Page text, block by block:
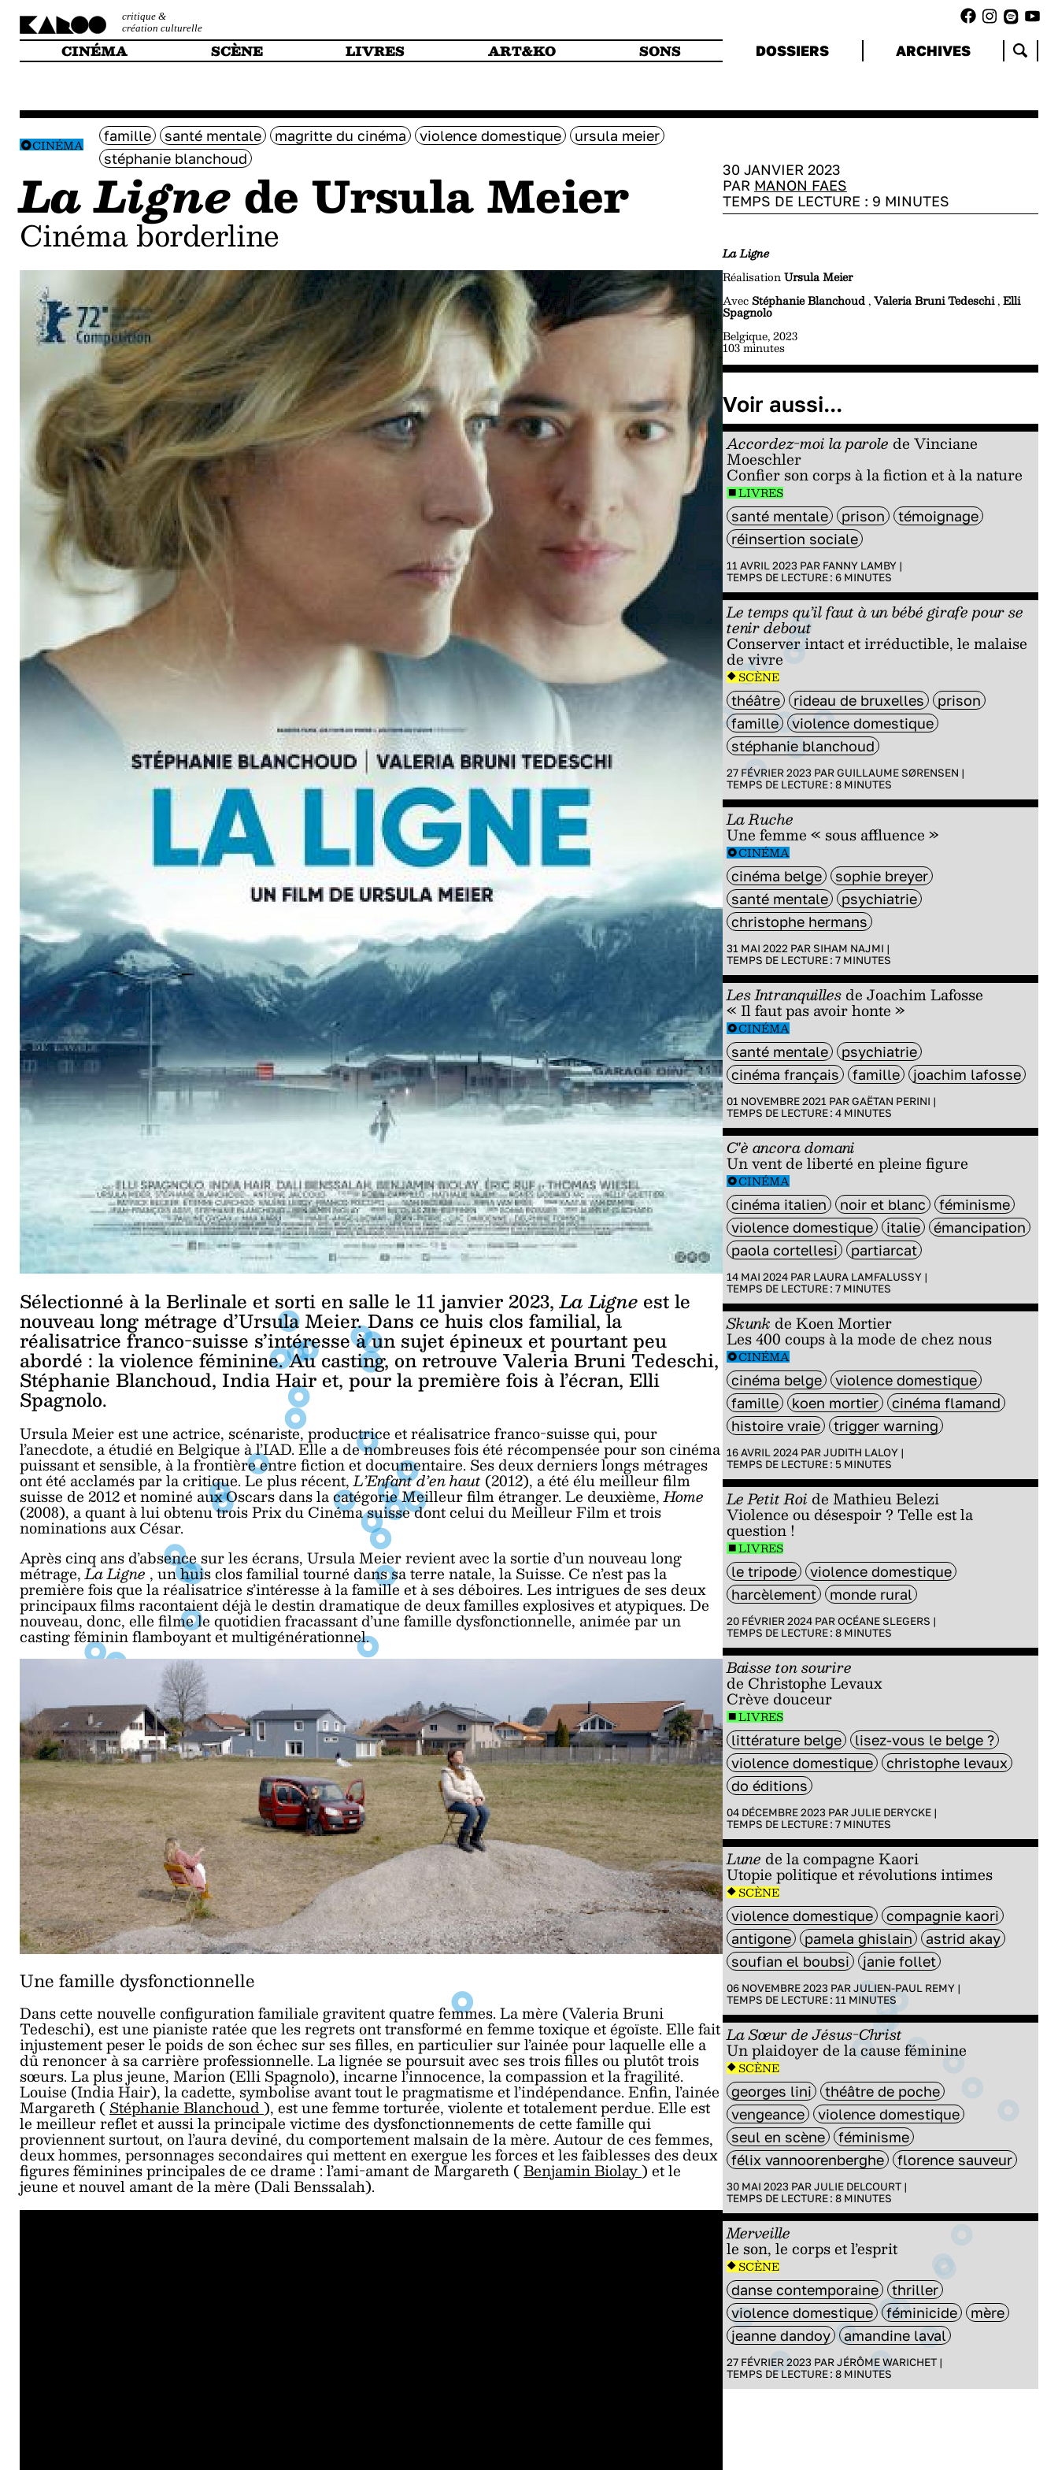
critique &
création culturelle
CINÉMA SCÈNE LIVRES ART&KO SONS DOSSIERS ARCHIVES
CINÉMA
famille santé mentale magritte du cinéma violence domestique
ursula meier
stéphanie blanchoud
La Lignede Ursula Meier
Cinéma borderline
Sélectionné à la Berlinale et sorti en salle le 11 janvier 2023,La Ligne est le
nouveau long métrage d’Ursula Meier. Dans ce huis clos familial, la
réalisatrice franco-suisse s’intéresse à un sujet épineux et pourtant peu
abordé : la violence féminine. Au casting, on retrouve Valeria Bruni Tedeschi,
Stéphanie Blanchoud, India Hair et, pour la première fois à l’écran, Elli
Spagnolo.
Ursula Meier est une actrice, scénariste, productrice et réalisatrice franco-suisse qui, pour
l’anecdote, a étudié en Belgique à l’IAD. Elle a de nombreuses fois été récompensée pour son cinéma
puissant et sensible, à la frontière entre fiction et documentaire. Ses deux derniers longs métrages
ont été acclamés par la critique. Le plus récent,L’Enfant d’en haut (2012), a été élu meilleur film
suisse de 2012 et nominé aux Oscars dans la catégorie Meilleur film étranger. Le deuxième,Home
(2008), a quant à lui obtenu trois Prix du Cinéma suisse dont celui du Meilleur Film et trois
nominations aux César.
Après cinq ans d’absence sur les écrans, Ursula Meier revient avec la sortie d’un nouveau long
métrage,La Ligne , un huis clos familial tourné dans sa terre natale, la Suisse. Ce n’est pas la
première fois que la réalisatrice s’intéresse à la famille et à ses déboires. Les intrigues de ses deux
principaux films racontaient déjà le destin dramatique de deux familles explosives et atypiques. De
nouveau, donc, elle filme le quotidien fracassant d’une famille dysfonctionnelle, animée par un
casting féminin flamboyant et multigénérationnel.
Une famille dysfonctionnelle
Dans cette nouvelle configuration familiale gravitent quatre femmes. La mère (Valeria Bruni
Tedeschi), est une pianiste ratée que les regrets ont transformé en femme toxique et égoïste. Elle fait
injustement peser le poids de son échec sur ses filles, en particulier sur l’ainée pour laquelle elle a
dû renoncer à sa carrière professionnelle. La lignée se poursuit avec ses trois filles ou plutôt trois
sœurs. La plus jeune, Marion (Elli Spagnolo), incarne l’innocence, la compassion et la fragilité.
Louise (India Hair), la cadette, symbolise avant tout le pragmatisme et l’indépendance. Enfin, l’ainée
Margareth (Stéphanie Blanchoud), est une femme torturée, violente et totalement perdue. Elle est
le meilleur reflet et aussi la principale victime des dysfonctionnements de cette famille qui
proviennent surtout, on l’aura deviné, du comportement malsain de la mère. Autour de ces femmes,
deux hommes, personnages secondaires qui mettent en exergue les forces et les faiblesses des deux
figures féminines principales de ce drame : l’ami-amant de Margareth (Benjamin Biolay) et le
jeune et nouvel amant de la mère (Dali Benssalah).
30 JANVIER 2023
PAR MANON FAES
TEMPS DE LECTURE : 9 MINUTES
La Ligne
RéalisationUrsula Meier
AvecStéphanie Blanchoud,Valeria Bruni Tedeschi,Elli
Spagnolo
Belgique, 2023
103 minutes
Voir aussi...
Accordez-moi la parole de Vinciane
Moeschler
Confier son corps à la fiction et à la nature
LIVRES
santé mentale prison
témoignage
réinsertion sociale
11 AVRIL 2023 PAR FANNY LAMBY|
TEMPS DE LECTURE : 6MINUTES
Le temps qu’il faut à un bébé girafe pour se
tenir debout
Conserver intact et irréductible, le malaise
de vivre
SCÈNE
théâtre rideau de bruxelles
prison
famille
violence domestique
stéphanie blanchoud
27 FÉVRIER 2023 PARGUILLAUME SØRENSEN |
TEMPS DE LECTURE : 8MINUTES
La Ruche
Une femme « sous affluence »
CINÉMA
cinéma belge
sophie breyer
santé mentale
psychiatrie
christophe hermans
31 MAI 2022 PAR SIHAM NAJMI |
TEMPS DE LECTURE : 7MINUTES
Les Intranquillesde Joachim Lafosse
« Il faut pas avoir honte »
CINÉMA
santé mentale
psychiatrie
cinéma français
famille joachim lafosse
01 NOVEMBRE 2021 PARGAËTAN PERINI |
TEMPS DE LECTURE : 4MINUTES
C'è ancora domani
Un vent de liberté en pleine figure
CINÉMA
cinéma italien noir et blanc
féminisme
violence domestique
italie
émancipation
paola cortellesi
partiarcat
14 MAI 2024 PAR LAURA LAMFALUSSY|
TEMPS DE LECTURE : 7MINUTES
Skunk de Koen Mortier
Les 400 coups à la mode de chez nous
CINÉMA
cinéma belge
violence domestique
famille
koen mortier
cinéma flamand
histoire vraie
trigger warning
16 AVRIL 2024 PARJUDITH LALOY|
TEMPS DE LECTURE : 5MINUTES
Le Petit Roi de Mathieu Belezi
Violence ou désespoir ? Telle est la
question !
LIVRES
le tripode
violence domestique
harcèlement
monde rural
20 FÉVRIER 2024 PAROCÉANE SLEGERS |
TEMPS DE LECTURE : 8MINUTES
Baisse ton sourire
de Christophe Levaux
Crève douceur
LIVRES
littérature belge
lisez-vous le belge ?
violence domestique
christophe levaux
do éditions
04 DÉCEMBRE 2023 PARJULIE DERYCKE|
TEMPS DE LECTURE : 7MINUTES
Lune de la compagne Kaori
Utopie politique et révolutions intimes
SCÈNE
violence domestique
compagnie kaori
antigone
pamela ghislain
astrid akay
soufian el boubsi
janie follet
06 NOVEMBRE 2023 PARJULIEN-PAUL REMY|
TEMPS DE LECTURE : 11 MINUTES
La Sœur de Jésus-Christ
Un plaidoyer de la cause féminine
SCÈNE
georges lini
théâtre de poche
vengeance
violence domestique
seul en scène
féminisme
félix vannoorenberghe
florence sauveur
30 MAI 2023 PARJULIE DELCOURT|
TEMPS DE LECTURE : 8MINUTES
Merveille
le son, le corps et l’esprit
SCÈNE
danse contemporaine
thriller
violence domestique
féminicide
mère
jeanne dandoy
amandine laval
27 FÉVRIER 2023 PARJÉRÔME WARICHET|
TEMPS DE LECTURE : 8MINUTES